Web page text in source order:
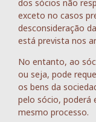
dos sócios não
exceto no casos
desconsideração
está prevista nos
No entanto, ao
ou seja, pode
os bens da
pelo sócio, poderá
mesmo processo.